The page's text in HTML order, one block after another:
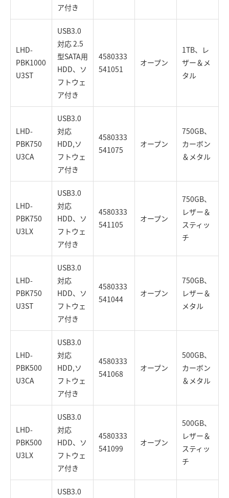
ア付き
LHD-
PBK1000
U3ST
USB3.0
対応 2.5
型SATA用
HDD、ソ
フトウェ
ア付き
4580333
541051
オープン
1TB、レ
ザー＆メ
タル
LHD-
PBK750
U3CA
USB3.0
対応
HDD,ソ
フトウェ
ア付き
4580333
541075
オープン
750GB、
カーボン
＆メタル
LHD-
PBK750
U3LX
USB3.0
対応
HDD、ソ
フトウェ
ア付き
4580333
541105
オープン
750GB、
レザー＆
スティッ
チ
LHD-
PBK750
U3ST
USB3.0
対応
HDD、ソ
フトウェ
ア付き
4580333
541044
オープン
750GB、
レザー＆
メタル
LHD-
PBK500
U3CA
USB3.0
対応
HDD,ソ
フトウェ
ア付き
4580333
541068
オープン
500GB、
カーボン
＆メタル
LHD-
PBK500
U3LX
USB3.0
対応
HDD、ソ
フトウェ
ア付き
4580333
541099
オープン
500GB、
レザー＆
スティッ
チ
USB3.0